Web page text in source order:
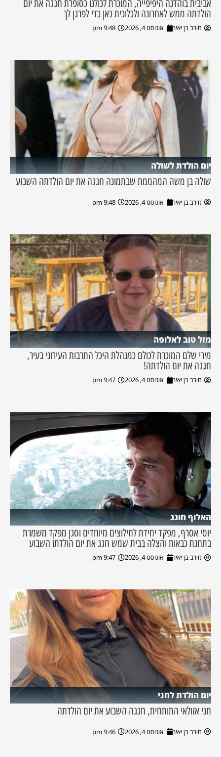
אביבית בוהדנה היפיפייה, המוכרת לכולנו כסופרת חגגה את יום
הולדתה ממש לאחרונה ולכלוכית כאן כדי לפרגן לך
מירב בן יאיר אוגוסט 4, 2026 9:48 pm
יום הולדת לשולה
שולה בן משה המהממת שבתמונה חגגה את יום הולדתה השבוע
מירב בן יאיר אוגוסט 4, 2026 9:48 pm
מזל טוב לאלופה
מירי שלם המוכרת לכולם כמנהלת היכל התרבות העירוני בעיר,
חגגה את יום הולדתה!
מירב בן יאיר אוגוסט 4, 2026 9:47 pm
האלוף חוגג
יוסי אסרף, מפקד יחידת לחילוצים מיוחדים וסגן מפקד משמרת
בתחנת כבאות והצלה בבית שמש חגג את יום הולדתו השבוע
מירב בן יאיר אוגוסט 4, 2026 9:47 pm
יום הולדת לחני
חני אזולאי התותחית, חגגה השבוע את יום הולדתה
מירב בן יאיר אוגוסט 4, 2026 9:46 pm